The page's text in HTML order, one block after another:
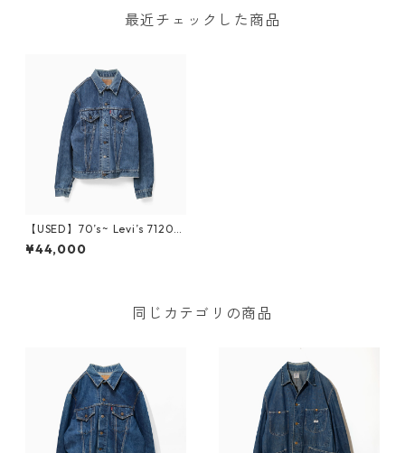
最近チェックした商品
【USED】70’s~ Levi’s 71205
Ⓡ Denim Jacket
¥44,000
同じカテゴリの商品